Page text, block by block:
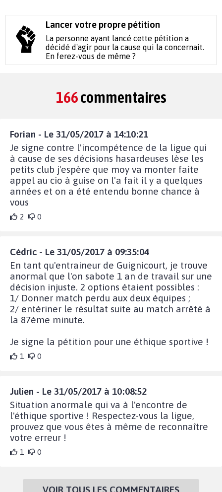
Lancer votre propre pétition
La personne ayant lancé cette pétition a
décidé d'agir pour la cause qui la concernait.
En ferez-vous de même ?
166commentaires
Forian - Le 31/05/2017 à 14:10:21
Je signe contre l'incompétence de la ligue qui
à cause de ses décisions hasardeuses lèse les
petits club j'espère que moy va monter faite
appel au cio à guise on l'a fait il y a quelques
années et on a été entendu bonne chance à
vous
2 0
Cédric - Le 31/05/2017 à 09:35:04
En tant qu'entraineur de Guignicourt, je trouve
anormal que l'on sabote 1 an de travail sur une
décision injuste. 2 options étaient possibles :
1/ Donner match perdu aux deux équipes ;
2/ entériner le résultat suite au match arrêté à
la 87ème minute.
Je signe la pétition pour une éthique sportive !
1 0
Julien - Le 31/05/2017 à 10:08:52
Situation anormale qui va à l'encontre de
l'éthique sportive ! Respectez-vous la ligue,
prouvez que vous êtes à même de reconnaître
votre erreur !
1 0
VOIR TOUS LES COMMENTAIRES